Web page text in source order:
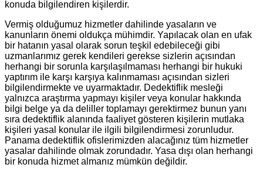
konuda bilgilendiren kişilerdir.
Vermiş olduğumuz hizmetler dahilinde yasaların ve
kanunların önemi oldukça mühimdir. Yapılacak olan en ufak
bir hatanın yasal olarak sorun teşkil edebileceği gibi
uzmanlarımız gerek kendileri gerekse sizlerin açısından
herhangi bir sorunla karşılaşılmaması herhangi bir hukuki
yaptırım ile karşı karşıya kalınmaması açısından sizleri
bilgilendirmekte ve uyarmaktadır. Dedektiflik mesleği
yalnızca araştırma yapmayı kişiler veya konular hakkında
bilgi belge ya da deliller toplamayı gerektirmez bunun yanı
sıra dedektiflik alanında faaliyet gösteren kişilerin mutlaka
kişileri yasal konular ile ilgili bilgilendirmesi zorunludur.
Panama dedektiflik ofislerimizden alacağınız tüm hizmetler
yasalar dahilinde olmak zorundadır. Yasa dışı olan herhangi
bir konuda hizmet almanız mümkün değildir.